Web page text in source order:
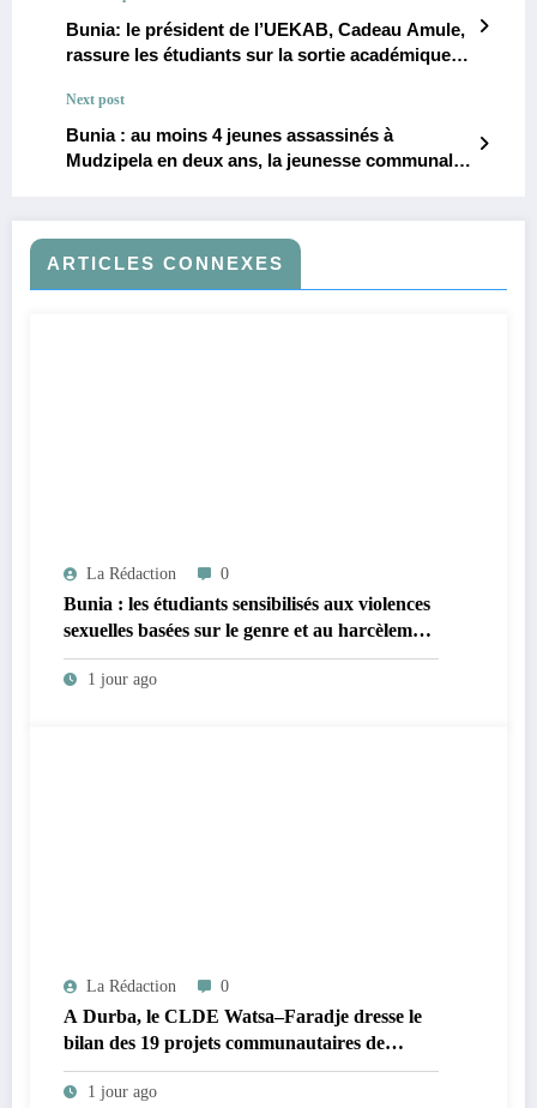
Bunia: le président de l’UEKAB, Cadeau Amule,
rassure les étudiants sur la sortie académique
Next post
Bunia : au moins 4 jeunes assassinés à
Mudzipela en deux ans, la jeunesse communale
ARTICLES CONNEXES
La Rédaction 0
Bunia : les étudiants sensibilisés aux violences
sexuelles basées sur le genre et au harcèlement
sexuel en milieu universitaire
1 jour ago
La Rédaction 0
A Durba, le CLDE Watsa–Faradje dresse le
bilan des 19 projets communautaires de
cahier de charge signé avec KGM S.A et
prépare le deuxième quinquennat
1 jour ago